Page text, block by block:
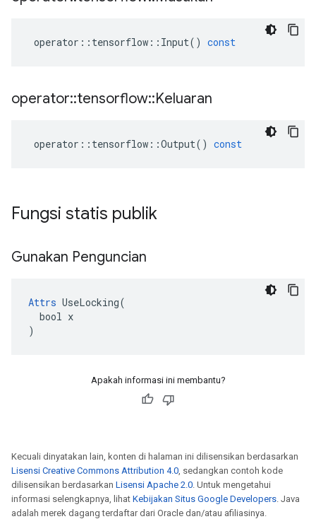
operator :: tensorflow :: Input() const
operator::tensorflow::Keluaran
operator :: tensorflow ::Output() const
Fungsi statis publik
Gunakan Penguncian
Attrs UseLocking(
  bool x
)
Apakah informasi ini membantu?
Kecuali dinyatakan lain, konten di halaman ini dilisensikan berdasarkan
Lisensi Creative Commons Attribution 4.0, sedangkan contoh kode
dilisensikan berdasarkan Lisensi Apache 2.0. Untuk mengetahui
informasi selengkapnya, lihat Kebijakan Situs Google Developers. Java
adalah merek dagang terdaftar dari Oracle dan/atau afiliasinya.